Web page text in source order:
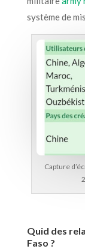
système de
Capture
Quid des
Faso ?